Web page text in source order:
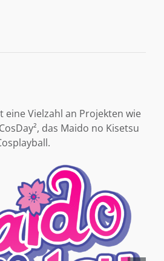
eine Vielzahl an Projekten wie
das Maido no Kisetsu